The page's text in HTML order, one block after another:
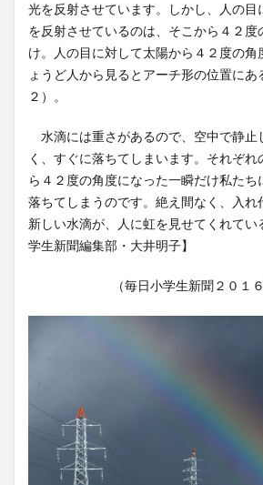
光を反射させています。しかし、人の目
を反射させているのは、そこから４２度
け。人の目に対して太陽から４２度の角
ょうど人から見るとアーチ形の位置に
２）。
水滴には重さがあるので、空中で静止
く、すぐに落ちてしまいます。それぞ
ら４２度の角度になった一瞬だけ私たち
落ちてしまうのです。絶え間なく、入れ
新しい水滴が、人に虹を見せてくれてい
学生新聞編集部・大井明子】
（毎日小学生新聞２０１